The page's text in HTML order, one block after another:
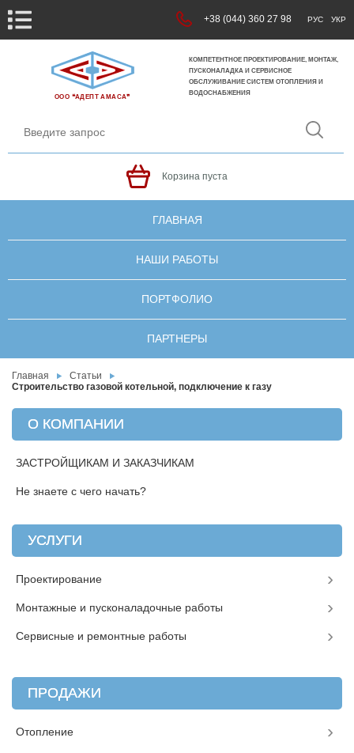
+38 (044) 360 27 98 РУС УКР
ООО ❝АДЕПТ АМАСА❞
КОМПЕТЕНТНОЕ ПРОЕКТИРОВАНИЕ, МОНТАЖ,
ПУСКОНАЛАДКА И СЕРВИСНОЕ
ОБСЛУЖИВАНИЕ СИСТЕМ ОТОПЛЕНИЯ И
ВОДОСНАБЖЕНИЯ
Корзина пуста
ГЛАВНАЯ
НАШИ РАБОТЫ
ПОРТФОЛИО
ПАРТНЕРЫ
Главная
Статьи
Строительство газовой котельной, подключение к газу
О КОМПАНИИ
ЗАСТРОЙЩИКАМ И ЗАКАЗЧИКАМ
Не знаете с чего начать?
УСЛУГИ
Проектирование
Монтажные и пусконаладочные работы
Сервисные и ремонтные работы
ПРОДАЖИ
Отопление